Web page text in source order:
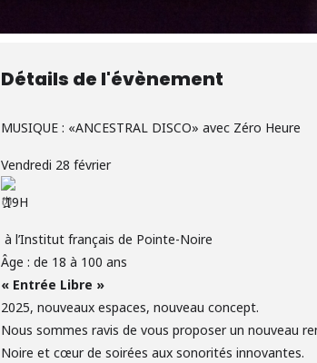
Détails de l'évènement
MUSIQUE : «ANCESTRAL DISCO» avec Zéro Heure
Vendredi 28 février
19H
à l’Institut français de Pointe-Noire
Âge : de 18 à 100 ans
« Entrée Libre »
2025, nouveaux espaces, nouveau concept.
Nous sommes ravis de vous proposer un nouveau
Noire et cœur de soirées aux sonorités innovantes.